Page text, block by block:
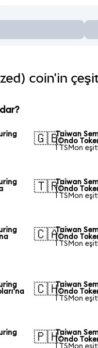
coin'in
🇬🇧Taiwan
(Ondo
1 TSMon
🇹🇷Taiwan
(Ondo
1 TSMon
🇨🇦Taiwan
(Ondo
1 TSMon
🇨🇭Taiwan
(Ondo
1 TSMon
🇵🇭Taiwan
(Ondo
1 TSMon